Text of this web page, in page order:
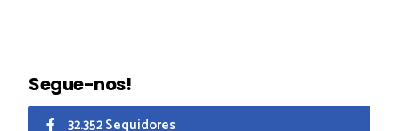
Segue-nos!
32.352 Seguidores